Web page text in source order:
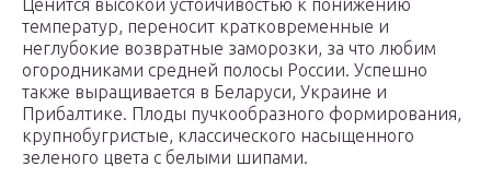
Ценится высокой устойчивостью к понижению
температур, переносит кратковременные и
неглубокие возвратные заморозки, за что любим
огородниками средней полосы России. Успешно
также выращивается в Беларуси, Украине и
Прибалтике. Плоды пучкообразного формирования,
крупнобугристые, классического насыщенного
зеленого цвета с белыми шипами.